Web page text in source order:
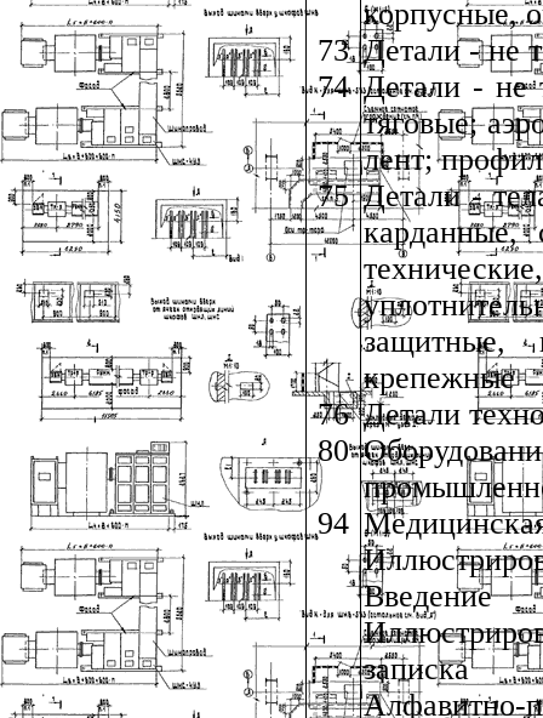
корпусные,
73 Детали - не
74 Детали - не
тяговые;
лент;
75 Детали -
карданные,
защитные,
крепежные
76 Детали
80
94
Введение
записка